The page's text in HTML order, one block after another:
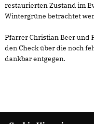
restaurierten Zustand im
Wintergrüne betrachtet
Pfarrer Christian Beer und
den Check über die noch
dankbar entgegen.